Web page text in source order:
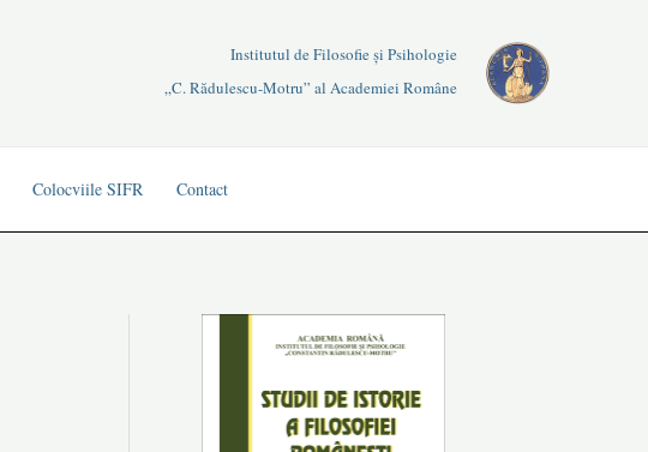
Institutul de Filosofie și Psihologie
„C. Rădulescu-Motru” al Academiei Române
Colocviile SIFR Contact